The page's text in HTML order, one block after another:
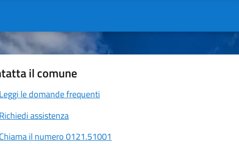
il comune
Leggi le domande frequenti
Richiedi assistenza
Chiama il numero 0121.51001